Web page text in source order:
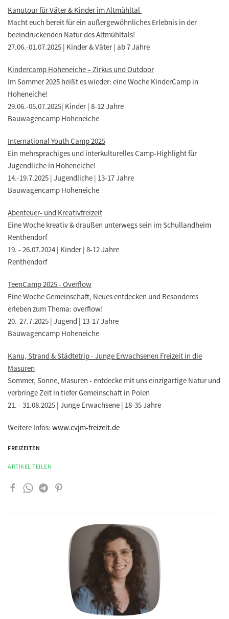
Kanutour für Väter & Kinder im Altmühltal
Macht euch bereit für ein außergewöhnliches Erlebnis in der
beeindruckenden Natur des Altmühltals!
27.06.-01.07.2025 | Kinder & Väter | ab 7 Jahre
Kindercamp Hoheneiche – Zirkus und Outdoor
Im Sommer 2025 heißt es wieder: eine Woche KinderCamp in
Hoheneiche!
29.06.-05.07.2025| Kinder | 8-12 Jahre
Bauwagencamp Hoheneiche
International Youth Camp 2025
Ein mehrsprachiges und interkulturelles Camp-Highlight für
Jugendliche in Hoheneiche!
14.-19.7.2025 | Jugendliche | 13-17 Jahre
Bauwagencamp Hoheneiche
Abenteuer- und Kreativfreizeit
Eine Woche kreativ & draußen unterwegs sein im Schullandheim
Renthendorf
19. - 26.07.2024 | Kinder | 8-12 Jahre
Renthendorf
TeenCamp 2025 - Overflow
Eine Woche Gemeinschaft, Neues entdecken und Besonderes
erleben zum Thema: overflow!
20.-27.7.2025 | Jugend | 13-17 Jahre
Bauwagencamp Hoheneiche
Kanu, Strand & Städtetrip - Junge Erwachsenen Freizeit in die
Masuren
Sommer, Sonne, Masuren - entdecke mit uns einzigartige Natur und
verbringe Zeit in tiefer Gemeinschaft in Polen
21. - 31.08.2025 | Junge Erwachsene | 18-35 Jahre
Weitere Infos: www.cvjm-freizeit.de
FREIZEITEN
ARTIKEL TEILEN